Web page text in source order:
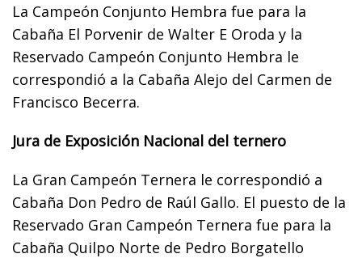
La Campeón Conjunto Hembra fue para la
Cabaña El Porvenir de Walter E Oroda y la
Reservado Campeón Conjunto Hembra le
correspondió a la Cabaña Alejo del Carmen de
Francisco Becerra.
Jura de Exposición Nacional del ternero
La Gran Campeón Ternera le correspondió a
Cabaña Don Pedro de Raúl Gallo. El puesto de la
Reservado Gran Campeón Ternera fue para la
Cabaña Quilpo Norte de Pedro Borgatello